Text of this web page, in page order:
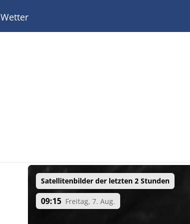
Wetter
Satellitenbilder der letzten 2 Stunden
09:15 Freitag, 7. Aug.